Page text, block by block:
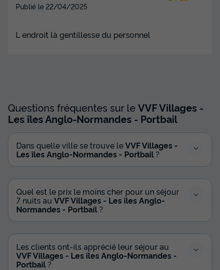
Publié le 22/04/2025
L endroit là gentillesse du personnel
Questions fréquentes sur leVVF Villages -
Les îles Anglo-Normandes - Portbail
Dans quelle ville se trouve leVVF Villages -
Les îles Anglo-Normandes - Portbail ?
Quel est le prix le moins cher pour un séjour
7 nuits au VVF Villages - Les îles Anglo-
Normandes - Portbail ?
Les clients ont-ils apprécié leur séjour au
VVF Villages - Les îles Anglo-Normandes -
Portbail ?